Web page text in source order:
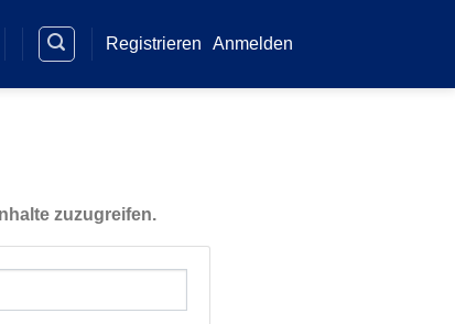
Registrieren Anmelden
zuzugreifen.